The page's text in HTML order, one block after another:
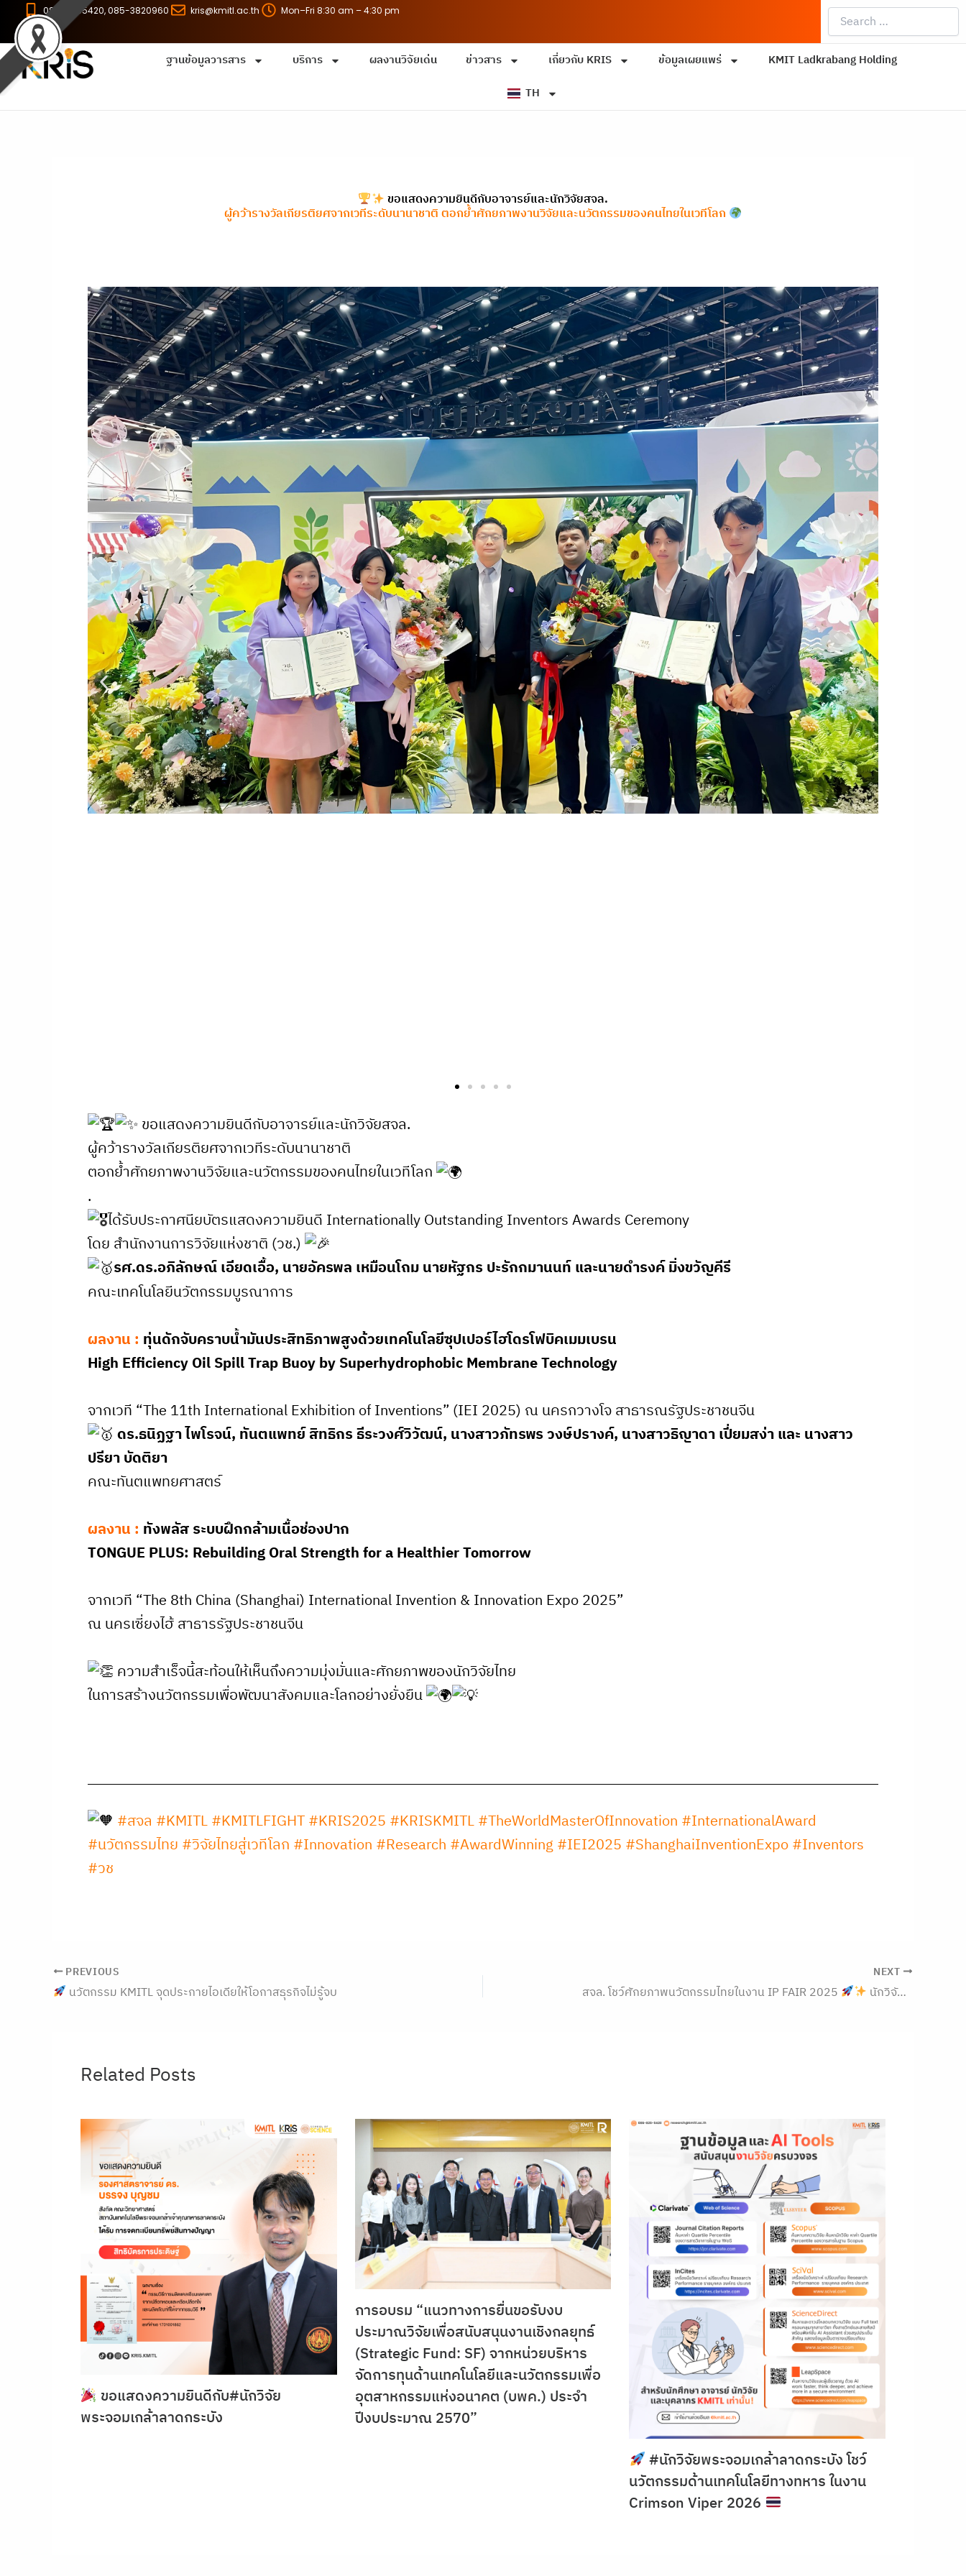
content
086-8255420, 085-3820960 kris@kmitl.ac.th Mon–Fri 8:30 am – 4:30 pm
Search
ฐานข้อมูลวารสาร บริการ ผลงานวิจัยเด่น ข่าวสาร เกี่ยวกับ KRIS ข้อมูลเผยแพร่
KMIT Ladkrabang Holding
TH
ขอแสดงความยินดีกับอาจารย์และนักวิจัยสจล.
ผู้คว้ารางวัลเกียรติยศจากเวทีระดับนานาชาติ ตอกย้ำศักยภาพงานวิจัยและนวัตกรรมของคนไทยในเวทีโลก
ขอแสดงความยินดีกับอาจารย์และนักวิจัยสจล.
ผู้คว้ารางวัลเกียรติยศจากเวทีระดับนานาชาติ
ตอกย้ำศักยภาพงานวิจัยและนวัตกรรมของคนไทยในเวทีโลก
.
ได้รับประกาศนียบัตรแสดงความยินดี Internationally Outstanding Inventors Awards Ceremony
โดย สำนักงานการวิจัยแห่งชาติ (วช.)
รศ.ดร.อภิลักษณ์ เอียดเอื้อ, นายอัครพล เหมือนโถม นายหัฐกร ปะรักกมานนท์ และนายดำรงค์ มิ่งขวัญคีรี
คณะเทคโนโลยีนวัตกรรมบูรณาการ
ผลงาน : ทุ่นดักจับคราบน้ำมันประสิทธิภาพสูงด้วยเทคโนโลยีซุปเปอร์ไฮโดรโฟบิคเมมเบรน
High Efficiency Oil Spill Trap Buoy by Superhydrophobic Membrane Technology
จากเวที “The 11th International Exhibition of Inventions” (IEI 2025) ณ นครกวางโจ สาธารณรัฐประชาชนจีน
ดร.ธนิฏฐา ไพโรจน์, ทันตแพทย์ สิทธิกร ธีระวงศ์วิวัฒน์, นางสาวภัทรพร วงษ์ปรางค์, นางสาวธิญาดา เปี่ยมสง่า และ นางสาว
ปรียา บัดติยา
คณะทันตแพทยศาสตร์
ผลงาน : ทังพลัส ระบบฝึกกล้ามเนื้อช่องปาก
TONGUE PLUS: Rebuilding Oral Strength for a Healthier Tomorrow
จากเวที “The 8th China (Shanghai) International Invention & Innovation Expo 2025”
ณ นครเซี่ยงไฮ้ สาธารรัฐประชาชนจีน
ความสำเร็จนี้สะท้อนให้เห็นถึงความมุ่งมั่นและศักยภาพของนักวิจัยไทย
ในการสร้างนวัตกรรมเพื่อพัฒนาสังคมและโลกอย่างยั่งยืน
#สจล #KMITL#KMITLFIGHT#KRIS2025 #KRISKMITL#TheWorldMasterOfInnovation #InternationalAward
#นวัตกรรมไทย #วิจัยไทยสู่เวทีโลก #Innovation #Research #AwardWinning#IEI2025 #ShanghaiInventionExpo#Inventors
#วช
PREVIOUS
นวัตกรรม KMITL จุดประกายไอเดียให้โอกาสธุรกิจไม่รู้จบ
NEXT
สจล. โชว์ศักยภาพนวัตกรรมไทยในงาน IP FAIR 2025 นักวิจัยไทย…ยกระดับไอเดียสู่ผลงานทรัพย์สินทางปัญญา
Related Posts
ขอแสดงความยินดีกับ#นักวิจัย
พระจอมเกล้าลาดกระบัง
การอบรม “แนวทางการยื่นขอรับงบ
ประมาณวิจัยเพื่อสนับสนุนงานเชิงกลยุทธ์
(Strategic Fund: SF) จากหน่วยบริหาร
จัดการทุนด้านเทคโนโลยีและนวัตกรรมเพื่อ
อุตสาหกรรมแห่งอนาคต (บพค.) ประจำ
ปีงบประมาณ 2570”
#นักวิจัยพระจอมเกล้าลาดกระบัง โชว์
นวัตกรรมด้านเทคโนโลยีทางทหาร ในงาน
Crimson Viper 2026